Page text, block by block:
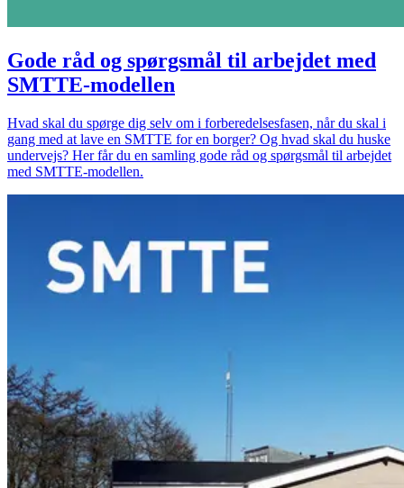
Gode råd og spørgsmål til arbejdet med
SMTTE-modellen
Hvad skal du spørge dig selv om i forberedelsesfasen, når du skal i
gang med at lave en SMTTE for en borger? Og hvad skal du huske
undervejs? Her får du en samling gode råd og spørgsmål til arbejdet
med SMTTE-modellen.